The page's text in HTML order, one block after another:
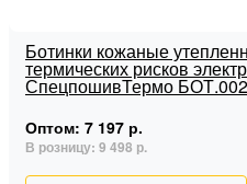
Ботинки кожаные
термических рисков
СпецпошивТермо
Оптом: 7 197 р.
В розницу: 9 498 р.